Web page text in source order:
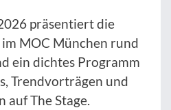
präsentiert die
MOC München rund
ein dichtes Programm
Trendvorträgen und
auf The Stage.